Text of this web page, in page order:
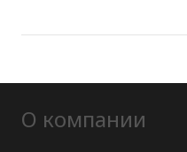
О компании